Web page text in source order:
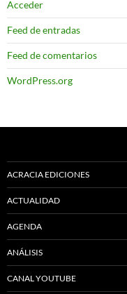
Acceder
Feed de entradas
Feed de comentarios
WordPress.org
ACRACIA EDICIONES
ACTUALIDAD
AGENDA
ANÁLISIS
CANAL YOUTUBE